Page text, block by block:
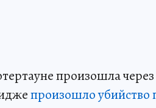
произошла
произошло убийство